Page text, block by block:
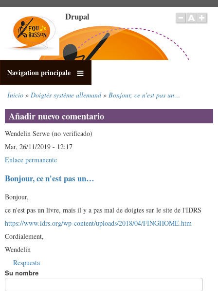
contenido
principal
Drupal
Navigation principale
enlaces
de
ayuda
a
la
navegación
Inicio Doigtés système allemand Bonjour, ce n'est pas un…
Añadir nuevo comentario
Wendelin Serwe (no verificado)
Mar, 26/11/2019 - 12:17
Enlace permanente
Bonjour, ce n'est pas un…
Bonjour,
ce n'est pas un livre, mais il y a pas mal de doigtes sur le site de l'IDRS
https://www.idrs.org/wp-content/uploads/2018/04/FINGHOME.htm
Cordialement,
Wendelin
Respuesta
Su nombre